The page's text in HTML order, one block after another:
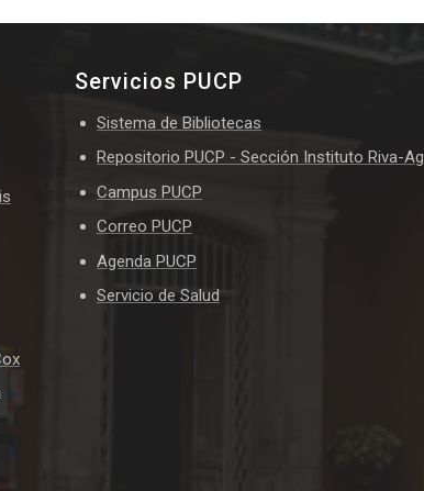
Servicios PUCP
Sistema de Bibliotecas
Repositorio PUCP - Sección Instituto Riva-
Campus PUCP
Correo PUCP
Agenda PUCP
Servicio de Salud